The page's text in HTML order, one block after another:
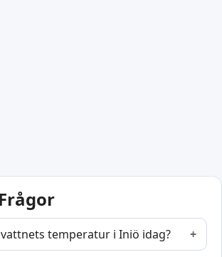
temperatur i Iniö idag?